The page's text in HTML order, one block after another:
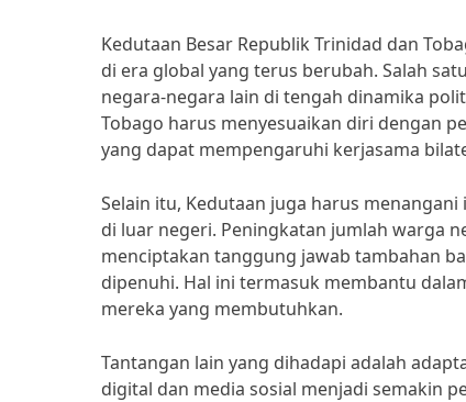
Kedutaan Besar Republik Trinidad dan
di era global yang terus berubah. Salah
negara-negara lain di tengah dinamika
Tobago harus menyesuaikan diri dengan
yang dapat mempengaruhi kerjasama
Selain itu, Kedutaan juga harus
di luar negeri. Peningkatan jumlah warga
menciptakan tanggung jawab tambahan
dipenuhi. Hal ini termasuk membantu
mereka yang membutuhkan.
Tantangan lain yang dihadapi adalah
digital dan media sosial menjadi semakin